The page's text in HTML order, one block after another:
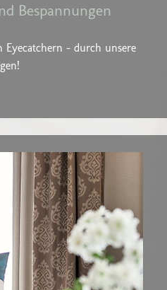
Bespannungen
Eyecatchern - durch unsere